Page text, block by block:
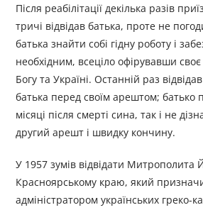
Після реабілітації декілька разів
тричі відвідав батька, проте не
батька знайти собі гідну роботу і
необхідним, всеціло офірувавши
Богу та Україні. Останній раз
батька перед своїм арештом; батько
місяці після смерті сина, так і не
другий арешт і швидку кончину.
У 1957 зумів відвідати Митрополита
Красноярському краю, який
адміністратором українських греко-